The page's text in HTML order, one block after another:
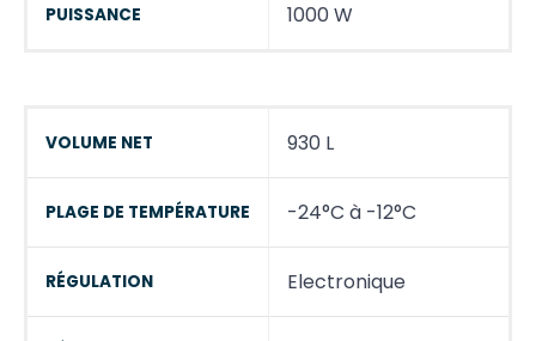
PUISSANCE 1000 W
VOLUME NET 930 L
PLAGE DE TEMPÉRATURE -24°C à -12°C
RÉGULATION Electronique